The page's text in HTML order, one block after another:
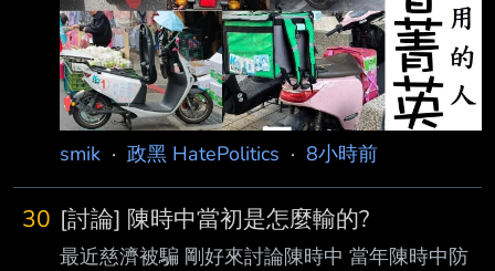
smik · 政黑 HatePolitics · 8小時前
30 [討論] 陳時中當初是怎麼輸的?
最近慈濟被騙 剛好來討論陳時中 當年陳時中防